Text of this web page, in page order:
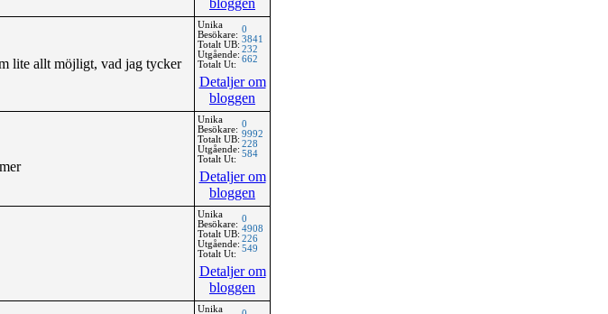
lite allt möjligt, vad jag tycker
Unika
Besökare:
Totalt UB:
Utgående:
Totalt Ut:
0
3841
232
662
Detaljer om
bloggen
Unika
Besökare:
Totalt UB:
Utgående:
Totalt Ut:
0
9992
228
584
Detaljer om
bloggen
Unika
Besökare:
Totalt UB:
Utgående:
Totalt Ut:
0
4908
226
549
Detaljer om
bloggen
Unika